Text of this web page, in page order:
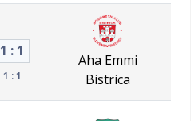
1 : 1
1 : 1
Aha Emmi
Bistrica